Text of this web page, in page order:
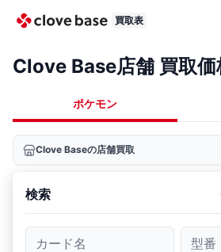
買取表
Clove Base店舗 買取価
ポケモン
Clove Baseの店舗買取
検索
カード名 型番